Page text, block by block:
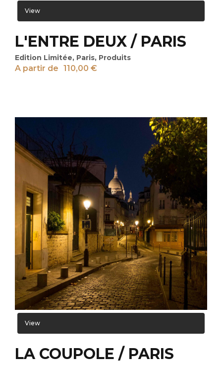
View
L'ENTRE DEUX / PARIS
Edition Limitée, Paris, Produits
A partir de 110,00 €
View
LA COUPOLE / PARIS